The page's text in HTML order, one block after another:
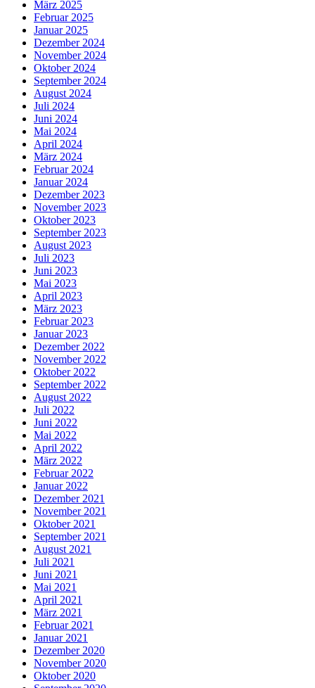
März 2025
Februar 2025
Januar 2025
Dezember 2024
November 2024
Oktober 2024
September 2024
August 2024
Juli 2024
Juni 2024
Mai 2024
April 2024
März 2024
Februar 2024
Januar 2024
Dezember 2023
November 2023
Oktober 2023
September 2023
August 2023
Juli 2023
Juni 2023
Mai 2023
April 2023
März 2023
Februar 2023
Januar 2023
Dezember 2022
November 2022
Oktober 2022
September 2022
August 2022
Juli 2022
Juni 2022
Mai 2022
April 2022
März 2022
Februar 2022
Januar 2022
Dezember 2021
November 2021
Oktober 2021
September 2021
August 2021
Juli 2021
Juni 2021
Mai 2021
April 2021
März 2021
Februar 2021
Januar 2021
Dezember 2020
November 2020
Oktober 2020